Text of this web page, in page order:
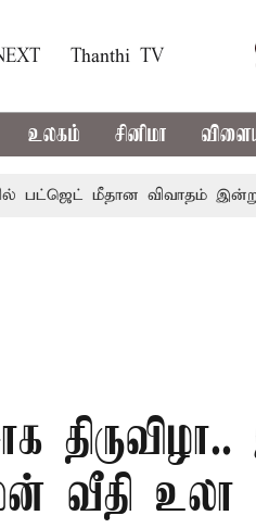
Thanthi TV
உலகம் சினிமா
மீதான விவாதம் இன்று
வீதி உலா